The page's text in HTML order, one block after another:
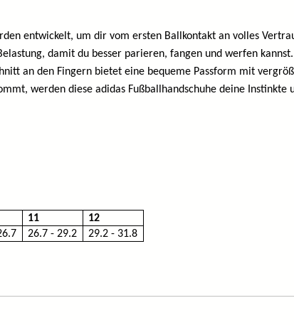
entwickelt, um dir vom ersten Ballkontakt an volles
damit du besser parieren, fangen und werfen
an den Fingern bietet eine bequeme Passform mit
werden diese adidas Fußballhandschuhe deine
11
12
26.7 - 29.2 29.2 - 31.8